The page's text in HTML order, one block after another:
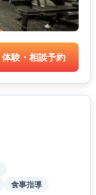
体験・相談予約
食事指導